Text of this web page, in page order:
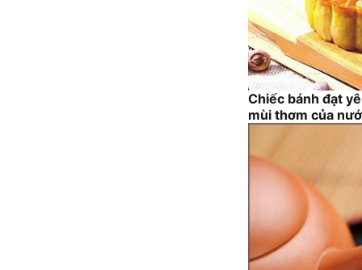
Chiếc bánh đạt
mùi thơm của